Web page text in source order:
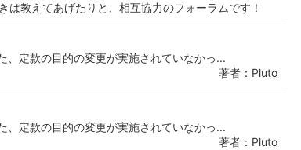
教えてあげたりと、相互協力のフォーラムです！
定款の目的の変更が実施されていなかっ...
著者：Pluto
定款の目的の変更が実施されていなかっ...
著者：Pluto